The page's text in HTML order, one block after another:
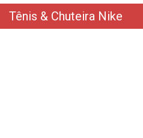
Tênis & Chuteira Nike